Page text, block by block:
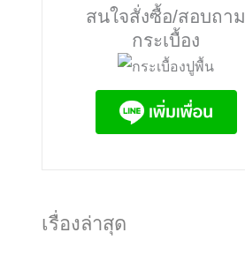
สนใจสั่งซื้อ/สอบถาม
กระเบื้อง
เรื่องล่าสุด